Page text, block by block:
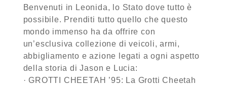
Benvenuti in Leonida, lo Stato dove tutto è
possibile. Prenditi tutto quello che questo
mondo immenso ha da offrire con
un’esclusiva collezione di veicoli, armi,
abbigliamento e azione legati a ogni aspetto
della storia di Jason e Lucia:
· GROTTI CHEETAH ’95: La Grotti Cheetah